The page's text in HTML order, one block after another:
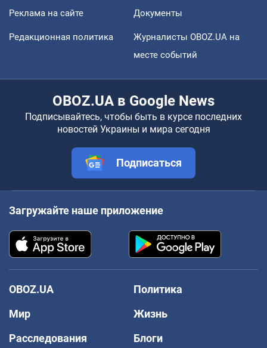
Реклама на сайте Документы
Редакционная политика
Журналисты OBOZ.UA на
месте событий
OBOZ.UA в Google News
Подписывайтесь, чтобы быть в курсе последних
новостей Украины и мира сегодня
Подписаться
Загружайте наше приложение
OBOZ.UA
Политика
Мир
Жизнь
Расследования
Блоги